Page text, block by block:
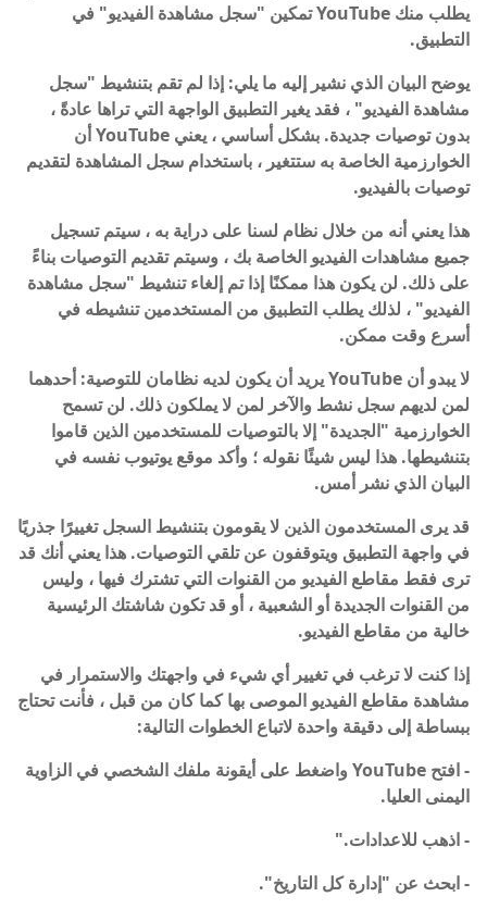
يطلب منك YouTube تمكين "سجل مشاهدة الفيديو" في
التطبيق.
يوضح البيان الذي نشير إليه ما يلي: إذا لم تقم بتنشيط "سجل
مشاهدة الفيديو" ، فقد يغير التطبيق الواجهة التي تراها عادةً ،
بدون توصيات جديدة. بشكل أساسي ، يعني YouTube أن
الخوارزمية الخاصة به ستتغير ، باستخدام سجل المشاهدة لتقديم
توصيات بالفيديو.
هذا يعني أنه من خلال نظام لسنا على دراية به ، سيتم تسجيل
جميع مشاهدات الفيديو الخاصة بك ، وسيتم تقديم التوصيات بناءً
على ذلك. لن يكون هذا ممكنًا إذا تم إلغاء تنشيط "سجل مشاهدة
الفيديو" ، لذلك يطلب التطبيق من المستخدمين تنشيطه في
أسرع وقت ممكن.
لا يبدو أن YouTube يريد أن يكون لديه نظامان للتوصية: أحدهما
لمن لديهم سجل نشط والآخر لمن لا يملكون ذلك. لن تسمح
الخوارزمية "الجديدة" إلا بالتوصيات للمستخدمين الذين قاموا
بتنشيطها. هذا ليس شيئًا نقوله ؛ وأكد موقع يوتيوب نفسه في
البيان الذي نشر أمس.
قد يرى المستخدمون الذين لا يقومون بتنشيط السجل تغييرًا جذريًا
في واجهة التطبيق ويتوقفون عن تلقي التوصيات. هذا يعني أنك قد
ترى فقط مقاطع الفيديو من القنوات التي تشترك فيها ، وليس
من القنوات الجديدة أو الشعبية ، أو قد تكون شاشتك الرئيسية
خالية من مقاطع الفيديو.
إذا كنت لا ترغب في تغيير أي شيء في واجهتك والاستمرار في
مشاهدة مقاطع الفيديو الموصى بها كما كان من قبل ، فأنت تحتاج
ببساطة إلى دقيقة واحدة لاتباع الخطوات التالية:
- افتح YouTube واضغط على أيقونة ملفك الشخصي في الزاوية
اليمنى العليا.
- اذهب للاعدادات."
- ابحث عن "إدارة كل التاريخ".